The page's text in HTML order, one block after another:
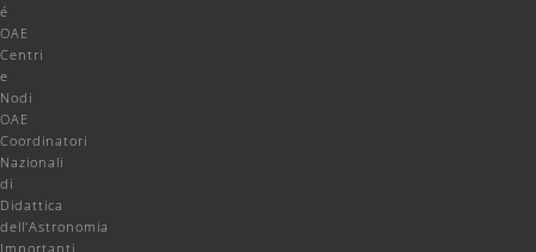
é
OAE
Centri
e
Nodi
OAE
Coordinatori
Nazionali
di
Didattica
dell'Astronomia
Importanti